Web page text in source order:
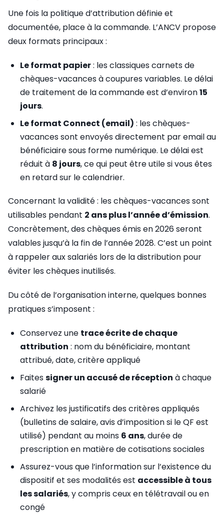
Une fois la politique d’attribution définie et
documentée, place à la commande. L’ANCV propose
deux formats principaux :
Le format papier: les classiques carnets de
chèques-vacances à coupures variables. Le délai
de traitement de la commande est d’environ15
jours.
Le format Connect (email) : les chèques-
vacances sont envoyés directement par email au
bénéficiaire sous forme numérique. Le délai est
réduit à 8 jours, ce qui peut être utile si vous êtes
en retard sur le calendrier.
Concernant la validité : les chèques-vacances sont
utilisables pendant 2 ans plus l’année d’émission.
Concrètement, des chèques émis en 2026 seront
valables jusqu’à la fin de l’année 2028. C’est un point
à rappeler aux salariés lors de la distribution pour
éviter les chèques inutilisés.
Du côté de l’organisation interne, quelques bonnes
pratiques s’imposent :
Conservez une trace écrite de chaque
attribution : nom du bénéficiaire, montant
attribué, date, critère appliqué
Faitessigner un accusé de réception à chaque
salarié
Archivez les justificatifs des critères appliqués
(bulletins de salaire, avis d’imposition si le QF est
utilisé) pendant au moins 6 ans, durée de
prescription en matière de cotisations sociales
Assurez-vous que l’information sur l’existence du
dispositif et ses modalités est accessible à tous
les salariés, y compris ceux en télétravail ou en
congé